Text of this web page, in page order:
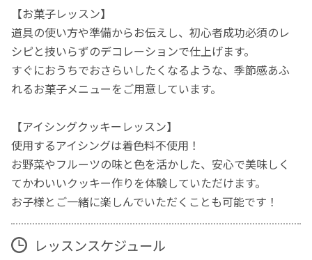
【お菓子レッスン】
道具の使い方や準備からお伝えし、初心者成功必須のレ
シピと技いらずのデコレーションで仕上げます。
すぐにおうちでおさらいしたくなるような、季節感あふ
れるお菓子メニューをご用意しています。
【アイシングクッキーレッスン】
使用するアイシングは着色料不使用！
お野菜やフルーツの味と色を活かした、安心で美味しく
てかわいいクッキー作りを体験していただけます。
お子様とご一緒に楽しんでいただくことも可能です！
レッスンスケジュール